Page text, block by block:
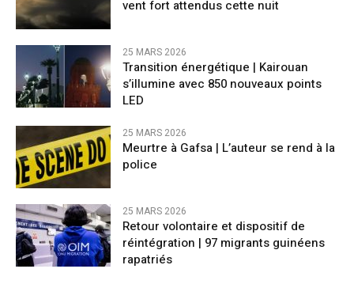
vent fort attendus cette nuit
25 MARS 2026
Transition énergétique | Kairouan
s’illumine avec 850 nouveaux points
LED
25 MARS 2026
Meurtre à Gafsa | L’auteur se rend à la
police
25 MARS 2026
Retour volontaire et dispositif de
réintégration | 97 migrants guinéens
rapatriés